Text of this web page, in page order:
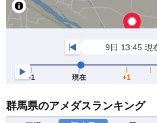
群馬県のアメダスランキング